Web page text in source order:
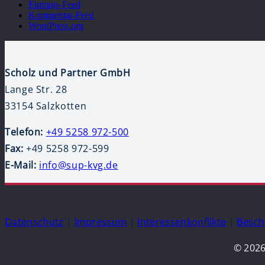
Eintrags-Feed
Kommentar-Feed
WordPress.org
Scholz und Partner GmbH
Lange Str. 28
33154 Salzkotten
Telefon: +49 5258 972-500
Fax: +49 5258 972-599
E-Mail: info@sup-kvg.de
Datenschutz | Impressum | Interessenkonflikte |
©